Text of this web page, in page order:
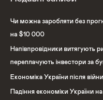
т
и
:
Чи можна заробляти без
на $10 000
Напівпровідники витягують
переплачують інвестори за
Економіка України після війни
Падіння економіки України